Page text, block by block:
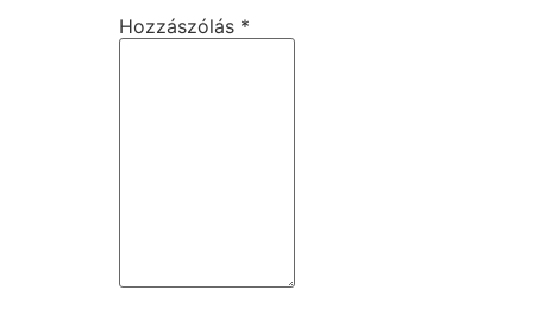
Hozzászólás *